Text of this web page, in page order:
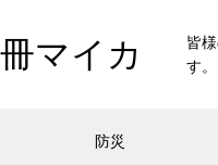
マイカ
皆
す。
防災